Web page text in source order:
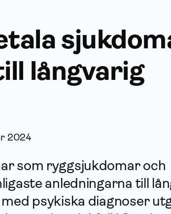
långvarig
2024
som ryggsjukdomar och
anledningarna till
psykiska diagnoser